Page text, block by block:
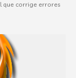
que corrige errores